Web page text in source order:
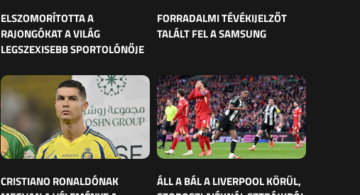
ELSZOMORÍTOTTA A
RAJONGÓKAT A VILÁG
LEGSZEXISEBB SPORTOLÓNŐJE
FORRADALMI TÉVÉKIJELZŐT
TALÁLT FEL A SAMSUNG
CRISTIANO RONALDÓNAK
ÁLL A BÁL A LIVERPOOL KÖRÜL,